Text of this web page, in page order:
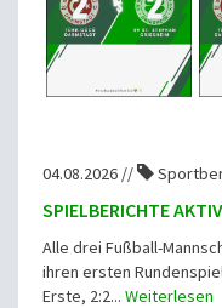
04.08.2026 //
SPIELBERICHTE
Alle drei Fußball-
ihren ersten
Erste, 2:2... Weiterlesen